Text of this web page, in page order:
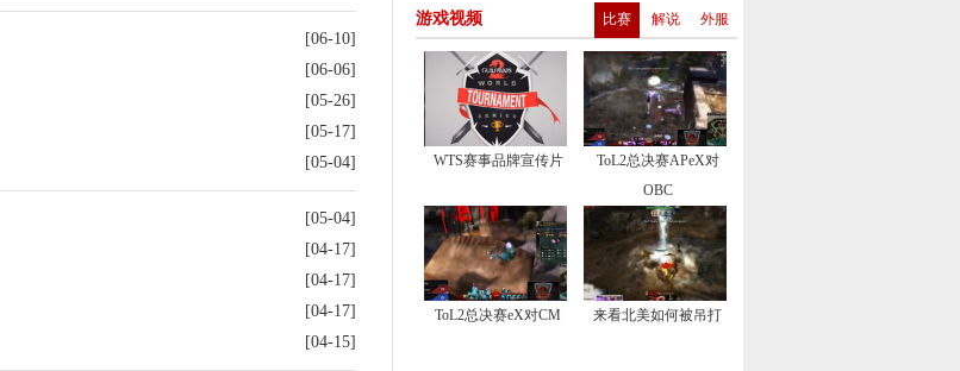
[06-10]
[06-06]
[05-26]
[05-17]
[05-04]
[05-04]
[04-17]
[04-17]
[04-17]
[04-15]
比赛 解说 外服
游戏视频
WTS赛事品牌宣传片
ToL2总决赛APeX对
OBC
ToL2总决赛eX对CM 来看北美如何被吊打